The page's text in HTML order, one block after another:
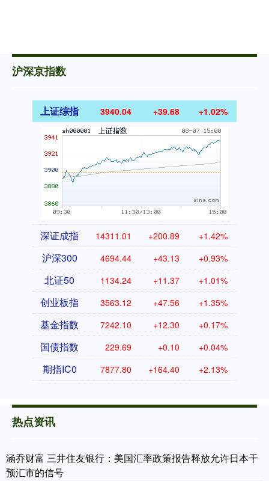
沪深京指数
上证综指 3940.04 +39.68 +1.02%
深证成指 14311.01 +200.89 +1.42%
沪深300 4694.44 +43.13 +0.93%
北证50 1134.24 +11.37 +1.01%
创业板指 3563.12 +47.56 +1.35%
基金指数 7242.10 +12.30 +0.17%
国债指数 229.69 +0.10 +0.04%
期指IC0 7877.80 +164.40 +2.13%
热点资讯
涵乔财富 三井住友银行：美国汇率政策报告释放允许日本干
预汇市的信号